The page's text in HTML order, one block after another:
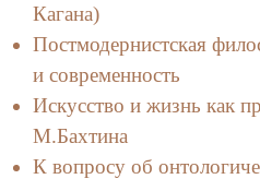
Кагана)
Постмодернистская
и современность
Искусство и жизнь как
М.Бахтина
К вопросу об